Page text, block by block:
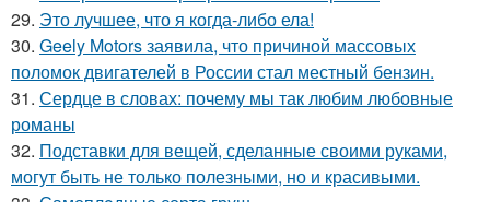
29. Это лучшее, что я когда-либо ела!
30. Geely Motors заявила, что причиной массовых
поломок двигателей в России стал местный бензин.
31. Сердце в словах: почему мы так любим любовные
романы
32. Подставки для вещей, сделанные своими руками,
могут быть не только полезными, но и красивыми.